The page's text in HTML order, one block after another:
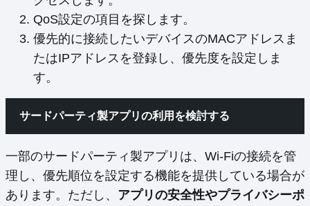
QoS設定の項目を探します。
優先的に接続したいデバイスのMACアドレスま
たはIPアドレスを登録し、優先度を設定しま
す。
サードパーティ製アプリの利用を検討する
一部のサードパーティ製アプリは、Wi-Fiの接続を管
理し、優先順位を設定する機能を提供している場合が
あります。ただし、 アプリの安全性やプライバシーポ